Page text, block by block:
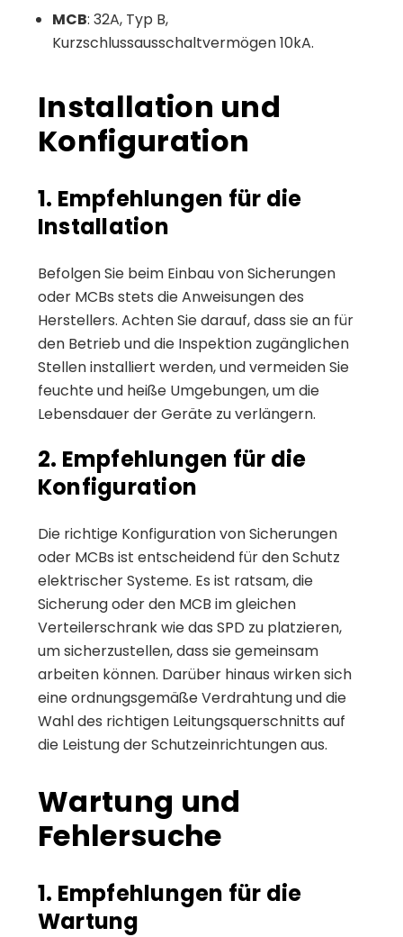
MCB: 32A, Typ B,
Kurzschlussausschaltvermögen 10kA.
Installation und
Konfiguration
1. Empfehlungen für die
Installation
Befolgen Sie beim Einbau von Sicherungen
oder MCBs stets die Anweisungen des
Herstellers. Achten Sie darauf, dass sie an für
den Betrieb und die Inspektion zugänglichen
Stellen installiert werden, und vermeiden Sie
feuchte und heiße Umgebungen, um die
Lebensdauer der Geräte zu verlängern.
2. Empfehlungen für die
Konfiguration
Die richtige Konfiguration von Sicherungen
oder MCBs ist entscheidend für den Schutz
elektrischer Systeme. Es ist ratsam, die
Sicherung oder den MCB im gleichen
Verteilerschrank wie das SPD zu platzieren,
um sicherzustellen, dass sie gemeinsam
arbeiten können. Darüber hinaus wirken sich
eine ordnungsgemäße Verdrahtung und die
Wahl des richtigen Leitungsquerschnitts auf
die Leistung der Schutzeinrichtungen aus.
Wartung und
Fehlersuche
1. Empfehlungen für die
Wartung